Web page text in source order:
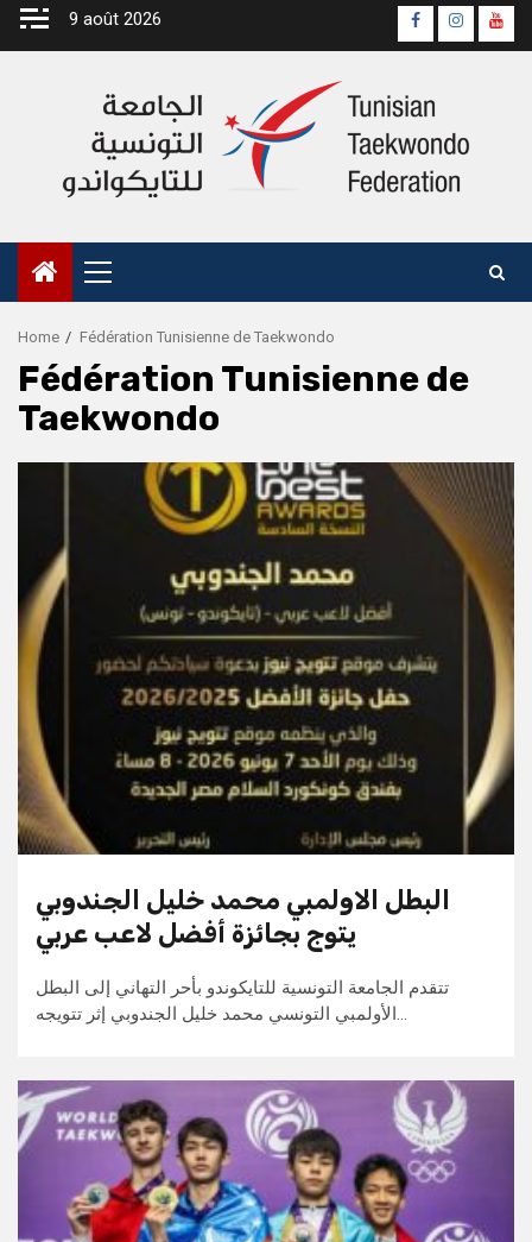
Skip
9 août 2026
Page
Officielle
Instagram
Primary
Menu
Home Fédération Tunisienne de Taekwondo
Fédération Tunisienne de
Taekwondo
البطل الاولمبي محمد خليل الجندوبي
يتوج بجائزة أفضل لاعب عربي
تتقدم الجامعة التونسية للتايكوندو بأحر التهاني إلى البطل
الأولمبي التونسي محمد خليل الجندوبي إثر تتويجه…